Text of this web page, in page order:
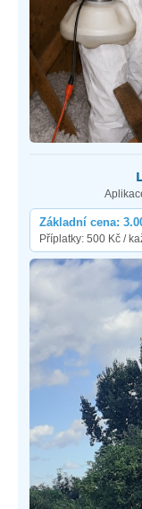
Základní cena:
Příplatky: 500 Kč /